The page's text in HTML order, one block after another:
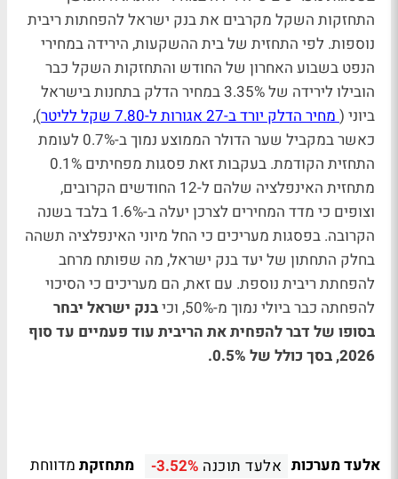
התחזקות השקל מקרבים את בנק ישראל להפחתות ריבית
נוספות. לפי התחזית של בית ההשקעות, הירידה במחירי
הנפט בשבוע האחרון של החודש והתחזקות השקל כבר
הובילו לירידה של 3.35% במחיר הדלק בתחנות בישראל
ביוני (מחיר הדלק יורד ב-27 אגורות ל-7.80 שקל לליטר
),
כאשר במקביל שער הדולר הממוצע נמוך ב-0.7% לעומת
התחזית הקודמת. בעקבות זאת פסגות מפחיתים 0.1%
מתחזית האינפלציה שלהם ל-12 החודשים הקרובים,
וצופים כי מדד המחירים לצרכן יעלה ב-1.6% בלבד בשנה
הקרובה. בפסגות מעריכים כי החל מיוני האינפלציה תשהה
בחלק התחתון של יעד בנק ישראל, מה שפותח מרחב
להפחתת ריבית נוספת. עם זאת, הם מעריכים כי הסיכוי
להפחתה כבר ביולי נמוך מ-50%, וכי
בנק ישראל יבחר
בסופו של דבר להפחית את הריבית עוד פעמיים עד סוף
2026, בסך כולל של 0.5%.
אלעד מערכות אלעד תוכנה -3.52% מתחזקת מדווחת